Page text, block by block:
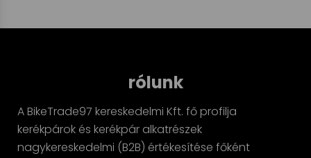
rólunk
A BikeTrade97 kereskedelmi Kft. fő profilja
kerékpárok és kerékpár alkatrészek
nagykereskedelmi (B2B) értékesítése főként